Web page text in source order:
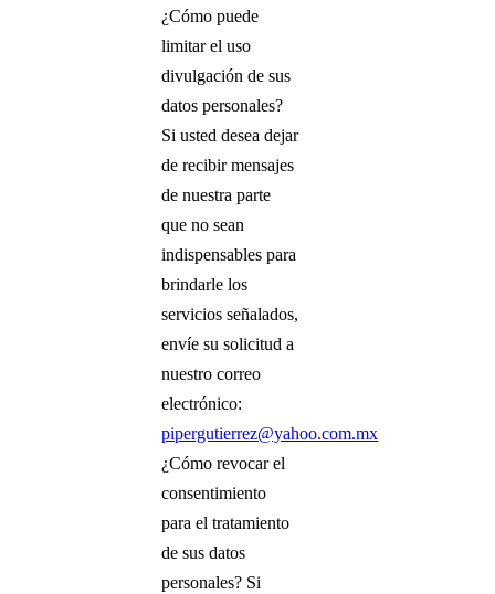
¿Cómo puede
limitar el uso
divulgación de sus
datos personales?
Si usted desea dejar
de recibir mensajes
de nuestra parte
que no sean
indispensables para
brindarle los
servicios señalados,
envíe su solicitud a
nuestro correo
electrónico:
pipergutierrez@yahoo.com.mx
¿Cómo revocar el
consentimiento
para el tratamiento
de sus datos
personales? Si